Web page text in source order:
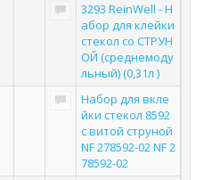
3293 ReinWell - Н
абор для клейки
стекол со СТРУН
ОЙ (среднемоду
льный) (0,31л )
Набор для вкле
йки стекол 8592
с витой струной
NF 278592-02 NF 2
78592-02